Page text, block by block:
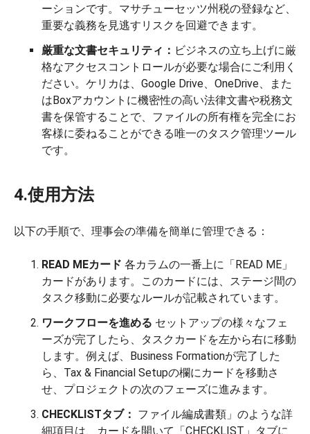
ーションです。マサチューセッツ州税の登録など、
重要な義務を見逃すリスクを回避できます。
厳重な文書セキュリティ： ビジネスの立ち上げに厳
格なアクセスコントロールが必要な場合にご利用く
ださい。ケリカは、Google Drive、OneDrive、また
はBoxアカウントに機密性の高い法律文書や税務文
書を保管することで、ファイルの所有権を完全にお
客様に委ねることができる唯一のタスク管理ツール
です。
4.使用方法
以下の手順で、理事会の準備を簡単に管理できる：
READ MEカード 各カラムの一番上に「READ ME」
カードがあります。このカードには、ステージ間の
タスク移動に必要なルールが記載されています。
ワークフローを進める セットアップの様々なフェ
ーズが完了したら、タスクカードを左から右に移動
します。例えば、Business Formationが完了した
ら、Tax & Financial Setupの欄にカードを移動さ
せ、プロジェクトの次のフェーズに進みます。
CHECKLISTタブ： ファイル編成書類」のような詳
細項目は、カードを開いて「CHECKLIST」タブに